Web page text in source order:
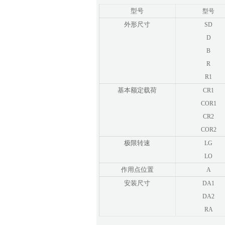
型号 型号
外形尺寸
SD
D
B
R
R1
基本额定载荷
CR1
COR1
CR2
COR2
极限转速
LG
LO
作用点位置 A
安装尺寸
DA1
DA2
RA